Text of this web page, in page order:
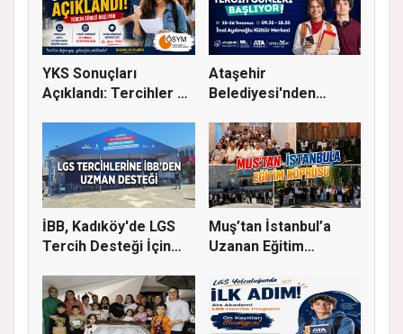
YKS Sonuçları
Açıklandı: Tercihler 29
Ataşehir
Belediyesi'nden
İBB, Kadıköy'de LGS
Tercih Desteği İçin
Muş’tan İstanbul’a
Uzanan Eğitim